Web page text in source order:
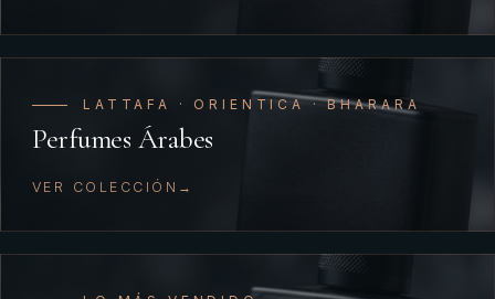
LATTAFA · ORIENTICA · BHARARA
Perfumes Árabes
VER COLECCIÓN